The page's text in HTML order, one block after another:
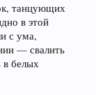
танцующих
в этой
с ума,
— свалить
в белых